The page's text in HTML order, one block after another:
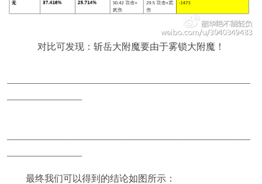
对比可发现：斩岳大附魔要由于雾锁大附魔！
——————————————————————————
————————
——————————————————————————
————————
最终我们可以得到的结论如图所示：